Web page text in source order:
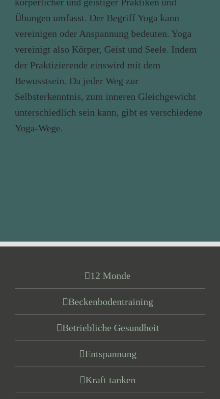
Übungen umfasst. Der Begriff Yoga kann
vereinigen oder Anspannung bedeuten. Yoga
vereinigt also Körper, Geist und Seele. Indem
der Praktizierende einswird mit dem
Bewusstsein. Da jeder Weg zur
Selbsterkenntnis, zum inneren Gleichgewicht
unterschiedlich sein kann, gibt es verschiedene
Yoga-Wege.
12 Monde
Beckenbodentraining
Betriebliche Gesundheit
Entspannung
Kraft tanken